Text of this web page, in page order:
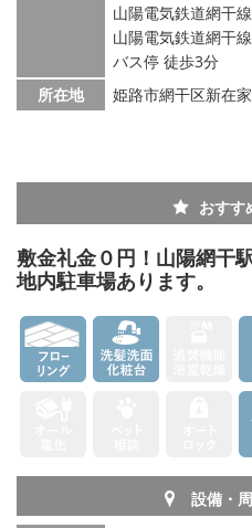
メールでお問い合わせ
山陽電気鉄道網干
山陽電気鉄道網干
バス停 徒歩3分
所在地
姫路市網干区新在家
おすす
敷金礼金０円！山陽網干
地内駐車場あります。
設備・